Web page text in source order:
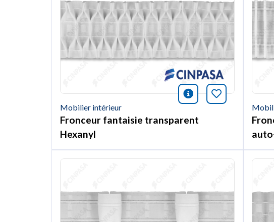
icono información
Marquer
Mobilier intérieur
Fronceur fantaisie transparent
Hexanyl